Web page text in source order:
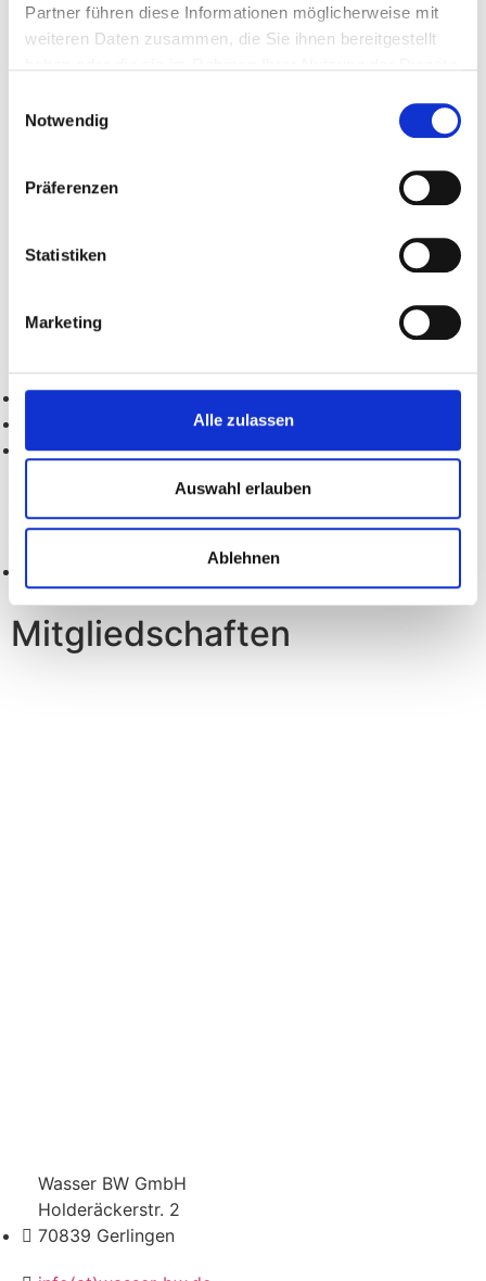
Partner führen diese Informationen möglicherweise mit
weiteren Daten zusammen, die Sie ihnen bereitgestellt
Notwendig
Präferenzen
Statistiken
Marketing
Alle zulassen
Auswahl erlauben
Ablehnen
Akkreditierung / Zulassung
DIN EN ISO/IEC 17025
Landesliste für Trinkwasseruntersuchungsstellen
Untersuchungsstelle
Akkrediterungsurkunde ansehen
Mitgliedschaften
Wasser BW GmbH
Holderäckerstr. 2
70839 Gerlingen